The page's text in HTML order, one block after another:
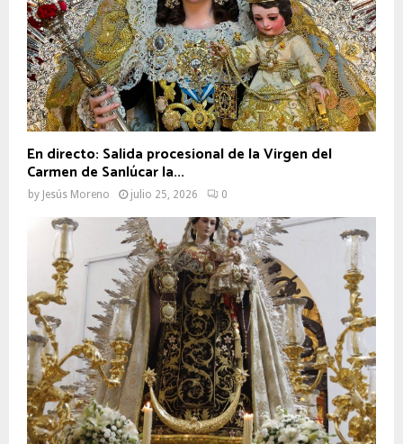
En directo: Salida procesional de la Virgen del
Carmen de Sanlúcar la...
by Jesús Moreno julio 25, 2026 0